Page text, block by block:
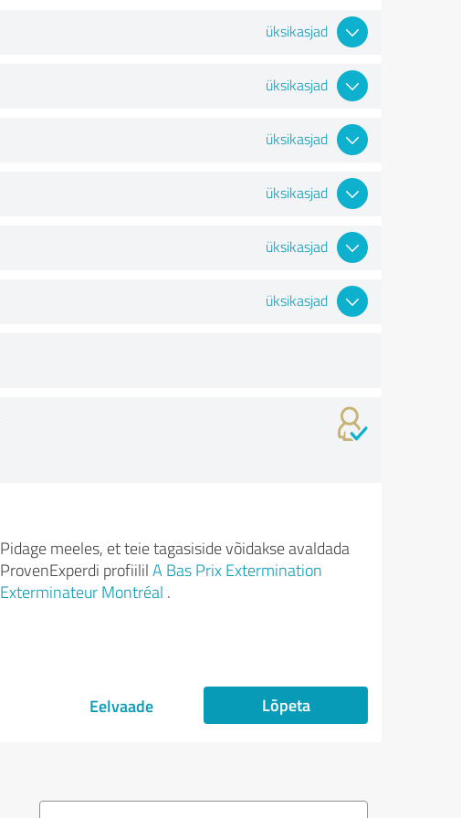
üksikasjad
üksikasjad
üksikasjad
üksikasjad
üksikasjad
üksikasjad
Pidage meeles, et teie tagasiside võidakse avaldada
ProvenExperdi profiilil A Bas Prix Extermination
Exterminateur Montréal .
Eelvaade Lõpeta